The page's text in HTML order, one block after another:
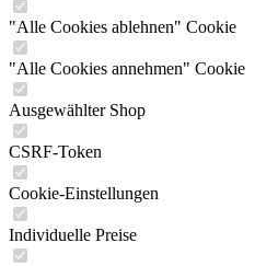
"Alle Cookies ablehnen" Cookie
"Alle Cookies annehmen" Cookie
Ausgewählter Shop
CSRF-Token
Cookie-Einstellungen
Individuelle Preise